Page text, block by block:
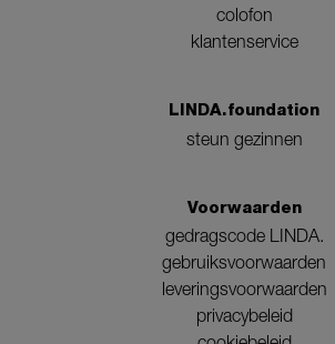
colofon
klantenservice
LINDA.foundation
steun gezinnen
Voorwaarden
gedragscode LINDA.
gebruiksvoorwaarden
leveringsvoorwaarden
privacybeleid